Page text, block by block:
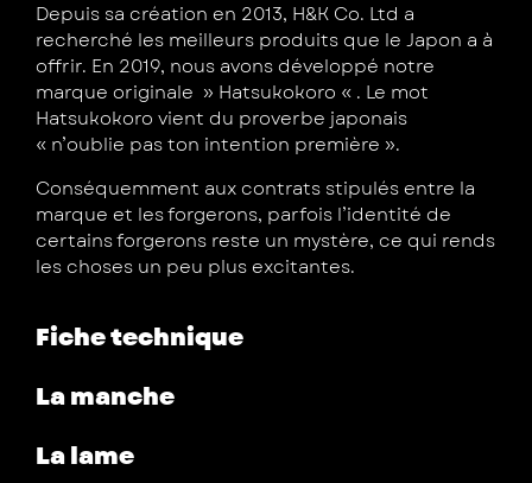
Depuis sa création en 2013, H&K Co. Ltd a
recherché les meilleurs produits que le Japon a à
offrir. En 2019, nous avons développé notre
marque originale » Hatsukokoro « . Le mot
Hatsukokoro vient du proverbe japonais
« n’oublie pas ton intention première ».
Conséquemment aux contrats stipulés entre la
marque et les forgerons, parfois l’identité de
certains forgerons reste un mystère, ce qui rends
les choses un peu plus excitantes.
Fiche technique
La manche
La lame